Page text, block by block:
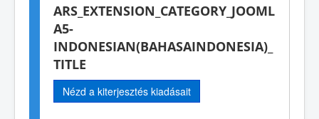
ARS_EXTENSION_CATEGORY_JOOML
A5-
INDONESIAN(BAHASAINDONESIA)_
TITLE
Nézd a kiterjesztés kiadásait